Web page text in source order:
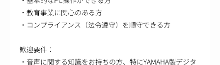
・教育事業に関心のある方
・コンプライアンス（法令遵守）を順守できる方
歓迎要件：
・音声に関する知識をお持ちの方、特にYAMAHA製デジタ